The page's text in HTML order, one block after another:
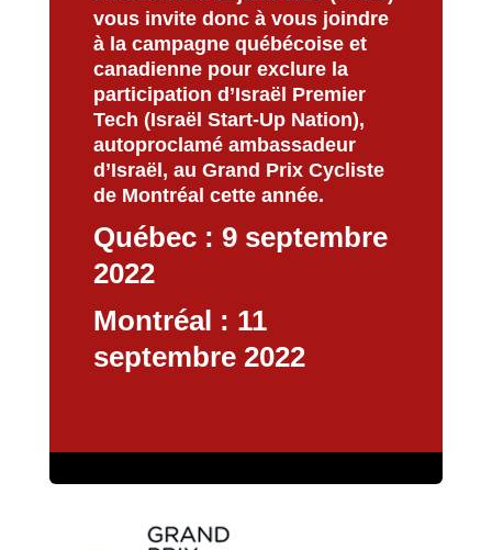
vous invite donc à vous joindre
à la campagne québécoise et
canadienne pour exclure la
participation d’Israël Premier
Tech (Israël Start-Up Nation),
autoproclamé ambassadeur
d’Israël, au Grand Prix Cycliste
de Montréal cette année.
Québec : 9 septembre
2022
Montréal : 11
septembre 2022